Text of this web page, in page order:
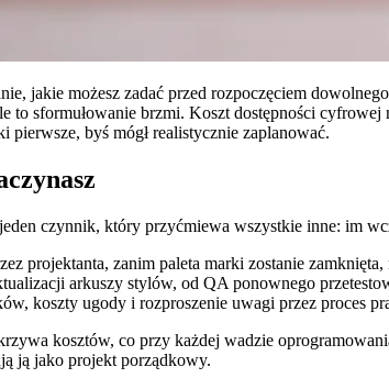
jakie możesz zadać przed rozpoczęciem
sformułowanie brzmi. Koszt dostępności
pierwsze, byś mógł realistycznie zaplanować.
czynnik, który przyćmiewa wszystkie inne: im
projektanta, zanim paleta marki zostanie
arkuszy stylów, od QA ponownego
koszty ugody i rozproszenie uwagi przez proces
kosztów, co przy każdej wadzie
ją jako projekt porządkowy.